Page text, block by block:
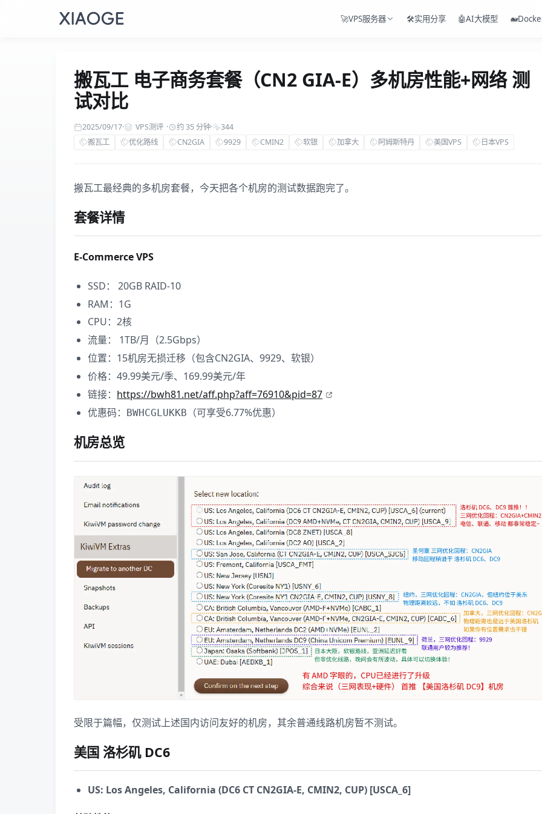
🚀VPS服务器 🛠️实用分享 🤖AI大模型
搬瓦工 电子商务套餐（CN2 GIA-E）多机房性能+网络 测
试对比
2025/09/17· VPS测评 · 约 35 分钟·
344
搬瓦工
优化路线 CN2GIA 9929 CMIN2 软银 加拿大 阿姆斯特丹 美国VPS 日本VPS
搬瓦工最经典的多机房套餐，今天把各个机房的测试数据跑完了。
套餐详情
E-Commerce VPS
SSD： 20GB RAID-10
RAM：1G
CPU：2核
流量： 1TB/月（2.5Gbps）
位置：15机房无损迁移（包含CN2GIA、9929、软银）
价格：49.99美元/季、169.99美元/年
链接： https://bwh81.net/aff.php?aff=76910&pid=87
优惠码：
BWHCGLUKKB ​（可享受6.77%优惠）
机房总览
受限于篇幅，仅测试上述国内访问友好的机房，其余普通线路机房暂不测试。
美国 洛杉矶 DC6
US: Los Angeles, California (DC6 CT CN2GIA-E, CMIN2, CUP) [USCA_6]